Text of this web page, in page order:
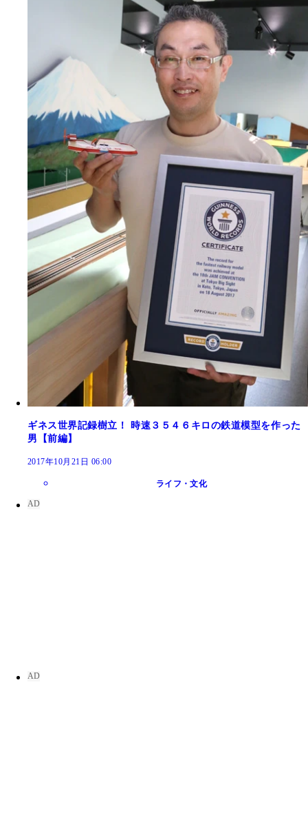
ギネス世界記録樹立！ 時速３５４６キロの鉄道模型を作った
男【前編】
2017年10月21日 06:00
ライフ・文化